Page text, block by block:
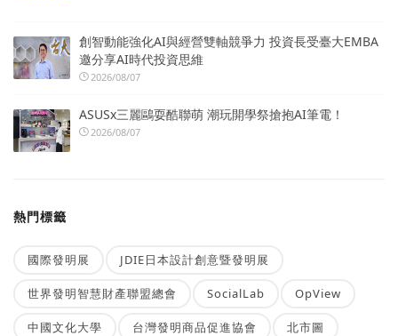
創智動能強化AI與經營雙軸競爭力 投資長受臺大EMBA
邀分享AI時代投資思維
2026/08/07
ASUSx三麗鷗耍酷聯萌 潮玩開學祭搶抱AI筆電！
2026/08/07
熱門標籤
國際發明展 JDIE日本設計創意暨發明展
世界發明智慧財產聯盟總會 SocialLab OpView
中國文化大學 台灣發明商品促進協會 北市圖